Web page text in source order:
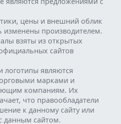
цены и внешний облик
изменены производителем.
взяты из открытых
сайтов
являются
марками и
компаниям. Их
что правообладатели
к данному сайту или
данным сайтом.